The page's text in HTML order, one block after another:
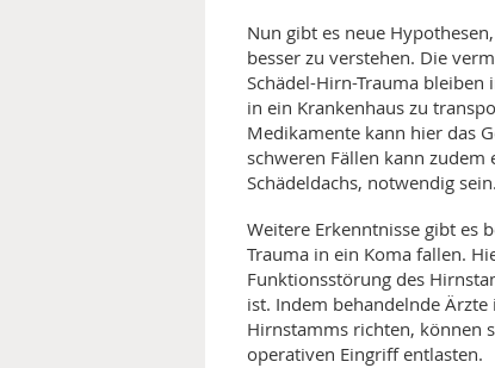
Nun gibt es neue
besser zu verstehen. Die
Schädel-Hirn-Trauma
in ein Krankenhaus zu
Medikamente kann hier das
schweren Fällen kann
Schädeldachs, notwendig sein.
Weitere Erkenntnisse gibt es
Trauma in ein Koma fallen.
Funktionsstörung des
ist. Indem behandelnde
Hirnstamms richten, können
operativen Eingriff entlasten.